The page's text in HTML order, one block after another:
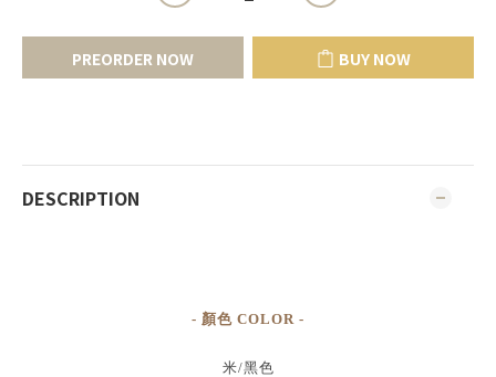
PREORDER NOW BUY NOW
DESCRIPTION
- 顏色 COLOR -
米/黑色